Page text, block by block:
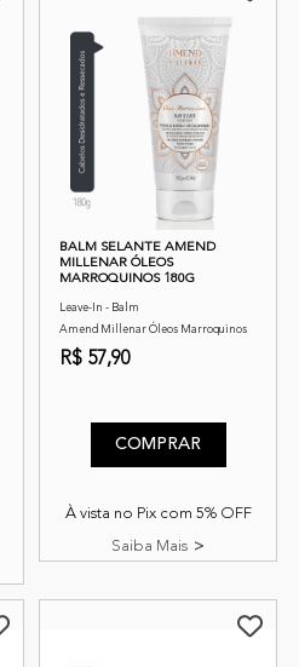
BALM SELANTE AMEND
MILLENAR ÓLEOS
MARROQUINOS 180G
Leave-In - Balm
Amend Millenar Óleos Marroquinos
R$ 57,90
COMPRAR
À vista no Pix com 5% OFF
Saiba Mais